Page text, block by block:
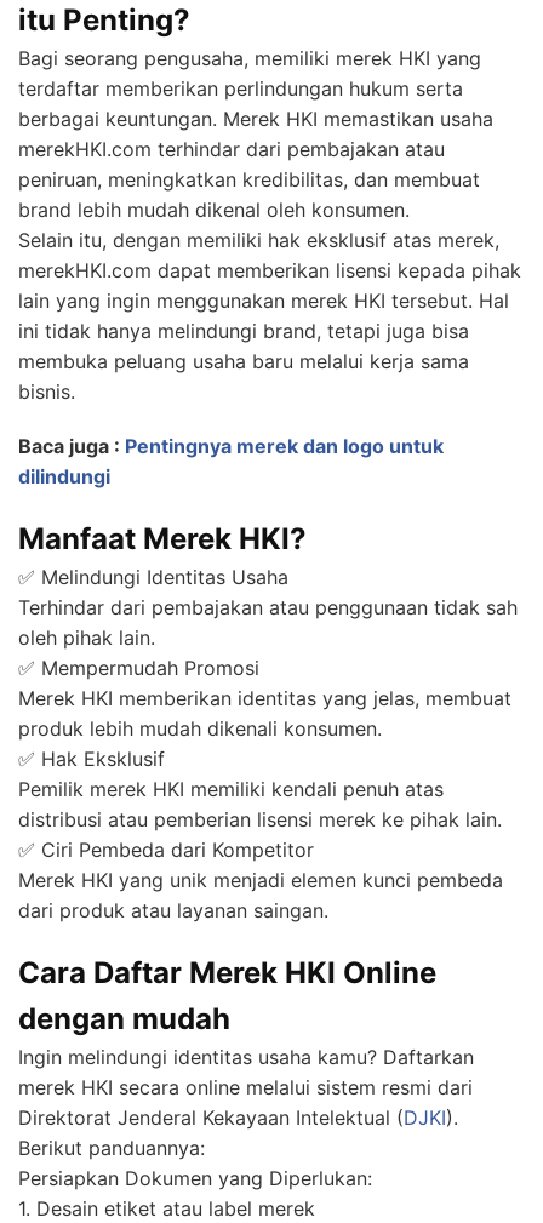
itu Penting?
Bagi seorang pengusaha, memiliki merek HKI yang
terdaftar memberikan perlindungan hukum serta
berbagai keuntungan. Merek HKI memastikan usaha
merekHKI.com terhindar dari pembajakan atau
peniruan, meningkatkan kredibilitas, dan membuat
brand lebih mudah dikenal oleh konsumen.
Selain itu, dengan memiliki hak eksklusif atas merek,
merekHKI.com dapat memberikan lisensi kepada pihak
lain yang ingin menggunakan merek HKI tersebut. Hal
ini tidak hanya melindungi brand, tetapi juga bisa
membuka peluang usaha baru melalui kerja sama
bisnis.
Baca juga : Pentingnya merek dan logo untuk
dilindungi
Manfaat Merek HKI?
✅ Melindungi Identitas Usaha
Terhindar dari pembajakan atau penggunaan tidak sah
oleh pihak lain.
✅ Mempermudah Promosi
Merek HKI memberikan identitas yang jelas, membuat
produk lebih mudah dikenali konsumen.
✅ Hak Eksklusif
Pemilik merek HKI memiliki kendali penuh atas
distribusi atau pemberian lisensi merek ke pihak lain.
✅ Ciri Pembeda dari Kompetitor
Merek HKI yang unik menjadi elemen kunci pembeda
dari produk atau layanan saingan.
Cara Daftar Merek HKI Online
dengan mudah
Ingin melindungi identitas usaha kamu? Daftarkan
merek HKI secara online melalui sistem resmi dari
Direktorat Jenderal Kekayaan Intelektual (DJKI).
Berikut panduannya:
Persiapkan Dokumen yang Diperlukan:
1. Desain etiket atau label merek